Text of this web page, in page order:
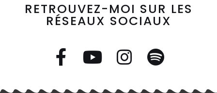
RETROUVEZ-MOI SUR LES
RÉSEAUX SOCIAUX